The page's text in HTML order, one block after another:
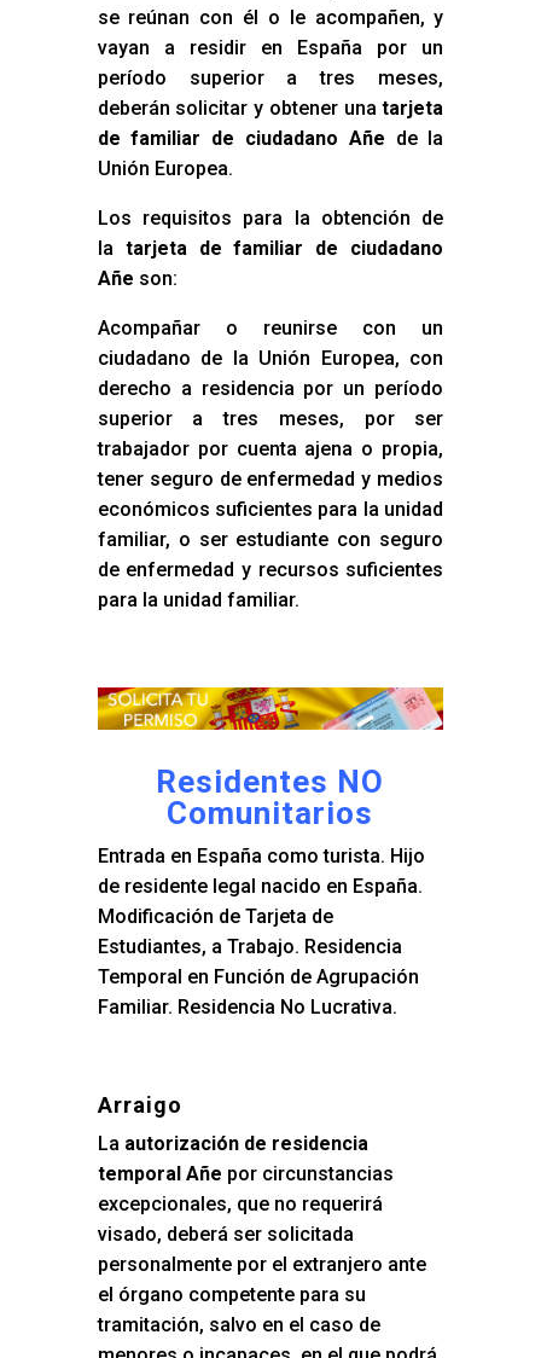
se reúnan con él o le acompañen, y
vayan a residir en España por un
período superior a tres meses,
deberán solicitar y obtener unatarjeta
de familiar de ciudadano Añe de la
Unión Europea.
Los requisitos para la obtención de
la tarjeta de familiar de ciudadano
Añe son:
Acompañar o reunirse con un
ciudadano de la Unión Europea, con
derecho a residencia por un período
superior a tres meses, por ser
trabajador por cuenta ajena o propia,
tener seguro de enfermedad y medios
económicos suficientes para la unidad
familiar, o ser estudiante con seguro
de enfermedad y recursos suficientes
para la unidad familiar.
Residentes NO
Comunitarios
Entrada en España como turista. Hijo
de residente legal nacido en España.
Modificación de Tarjeta de
Estudiantes, a Trabajo. Residencia
Temporal en Función de Agrupación
Familiar. Residencia No Lucrativa.
Arraigo
La autorización de residencia
temporal Añe por circunstancias
excepcionales, que no requerirá
visado, deberá ser solicitada
personalmente por el extranjero ante
el órgano competente para su
tramitación, salvo en el caso de